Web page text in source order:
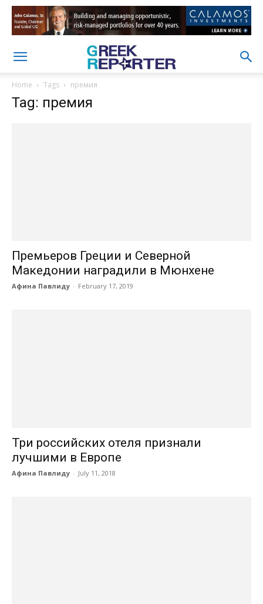
Home Tags премия
Tag: премия
Премьеров Греции и Северной
Македонии наградили в Мюнхене
Афина Павлиду - February 17, 2019
Три российских отеля признали
лучшими в Европе
Афина Павлиду - July 11, 2018